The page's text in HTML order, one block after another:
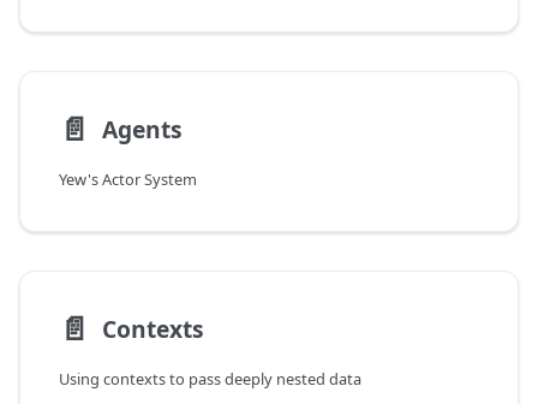
📄️ Agents
Yew's Actor System
📄️ Contexts
Using contexts to pass deeply nested data